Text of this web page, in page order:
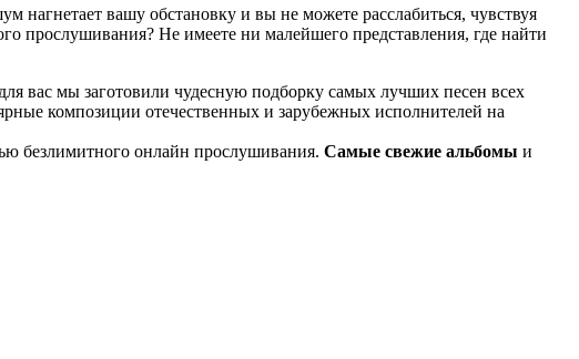
вашу обстановку и вы не можете расслабиться, чувствуя
прослушивания? Не имеете ни малейшего представления, где найти
вас мы заготовили чудесную подборку самых лучших песен всех
композиции отечественных и зарубежных исполнителей на
безлимитного онлайн прослушивания. Самые свежие альбомы и
всеми известные композиции старых времен.
KGZ Music. Наша команда с большой ответственностью
предварительного прослушивания перед загрузкой. Мы также
неполадки в процессе, то вы всегда можете связаться с нашей
достаточно простой и удобный в использовании, и тем не
посредством использования поисковой строки, а также сможете